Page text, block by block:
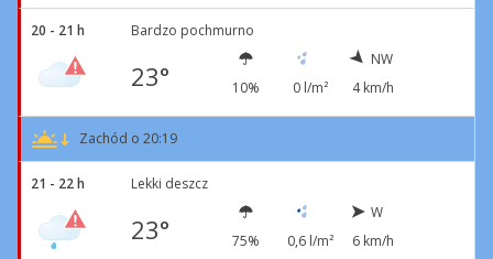
20 - 21 h Bardzo pochmurno
23° 10% 0 l/m²
NW
4 km/h
Zachód o 20:19
21 - 22 h Lekki deszcz
23° 75% 0,6 l/m²
W
6 km/h